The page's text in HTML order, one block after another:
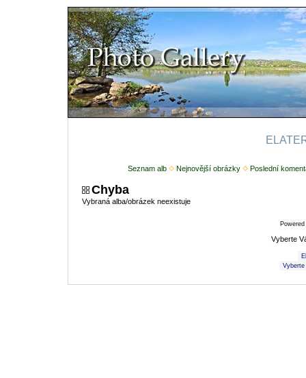
Seznam alb Nejnovější obrázky Poslední
Chyba
Vybraná alba/obrázek neexistuje
Vyberte